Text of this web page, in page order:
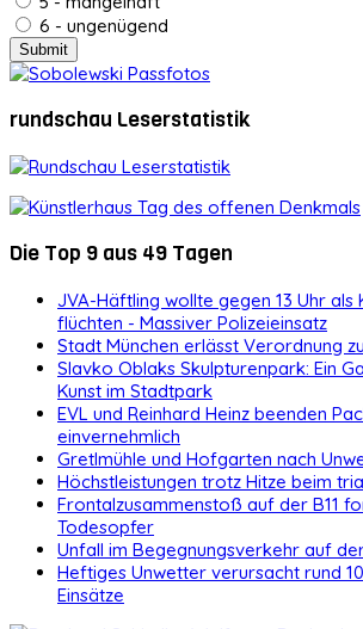
6 - ungenügend
rundschau Leserstatistik
Die Top 9 aus 49 Tagen
JVA-Häftling wollte gegen 13 Uhr als
flüchten - Massiver Polizeieinsatz
Stadt München erlässt Verordnung
Slavko Oblaks Skulpturenpark: Ein
Kunst im Stadtpark
EVL und Reinhard Heinz beenden
einvernehmlich
Gretlmühle und Hofgarten nach
Höchstleistungen trotz Hitze beim
Frontalzusammenstoß auf der B11
Todesopfer
Unfall im Begegnungsverkehr auf
Heftiges Unwetter verursacht rund
Einsätze